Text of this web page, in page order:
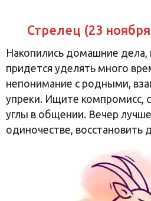
Стрелец (23
Накопились домашние дела,
придется уделять много
непонимание с родными,
упреки. Ищите компромисс,
углы в общении. Вечер
одиночестве, восстановить